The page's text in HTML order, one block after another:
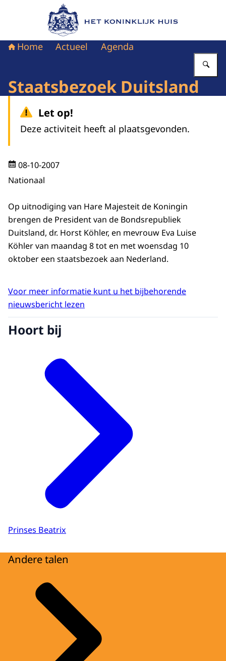
Naar de homepage van Het Koninklijk Huis
Home Actueel Agenda
Staatsbezoek Duitsland
Let op!
Deze activiteit heeft al plaatsgevonden.
08-10-2007
Nationaal
Op uitnodiging van Hare Majesteit de Koningin
brengen de President van de Bondsrepubliek
Duitsland, dr. Horst Köhler, en mevrouw Eva Luise
Köhler van maandag 8 tot en met woensdag 10
oktober een staatsbezoek aan Nederland.
Voor meer informatie kunt u het bijbehorende
nieuwsbericht lezen
Hoort bij
Prinses Beatrix
Andere talen